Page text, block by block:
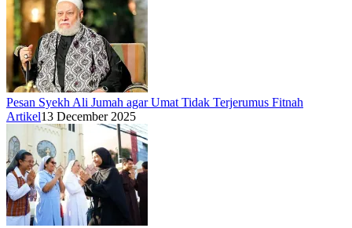
Pesan Syekh Ali Jumah agar Umat Tidak Terjerumus Fitnah
Artikel13 December 2025